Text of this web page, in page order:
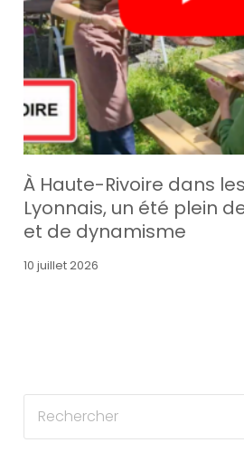
À Haute-Rivoire dans
Lyonnais, un été plein
et de dynamisme
10 juillet 2026